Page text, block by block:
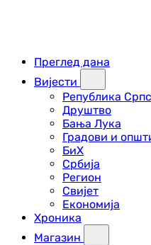
Преглед дана
Вијести
Република
Друштво
Бања Лука
Градови и
БиХ
Србија
Регион
Свијет
Економија
Хроника
Магазин